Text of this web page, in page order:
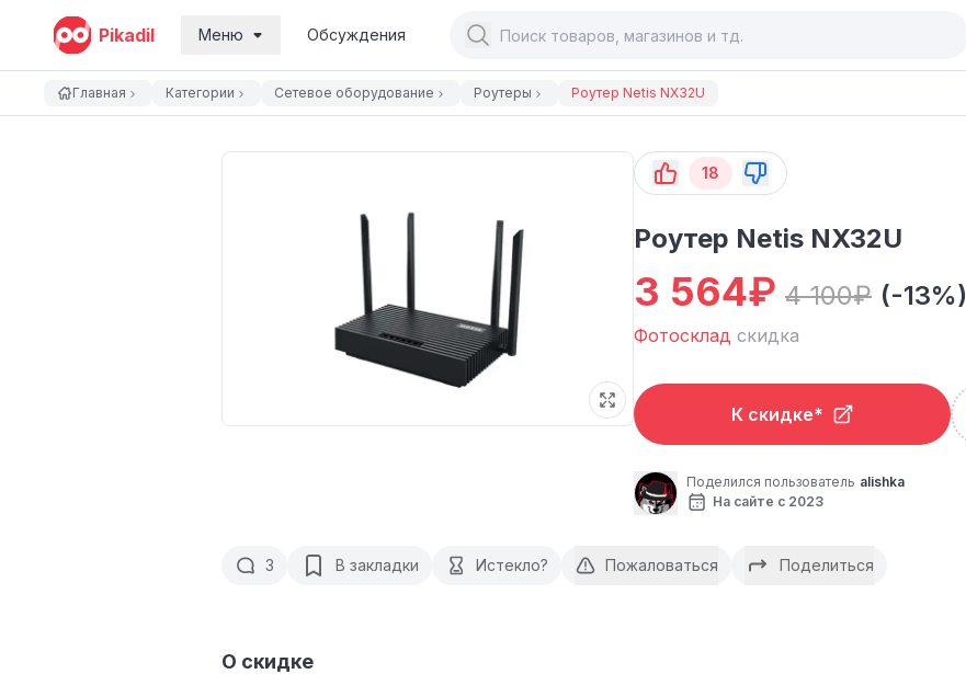
Pikadil Меню Обсуждения
Главная Категории Сетевое оборудование Роутеры Роутер Netis NX32U
18
Роутер Netis NX32U
3 564₽ 4 100₽ (-13%)
Фотосклад скидка
К скидке*
Поделился пользователь alishka
На сайте с 2023
3 В закладки Истекло? Пожаловаться Поделиться
О скидке